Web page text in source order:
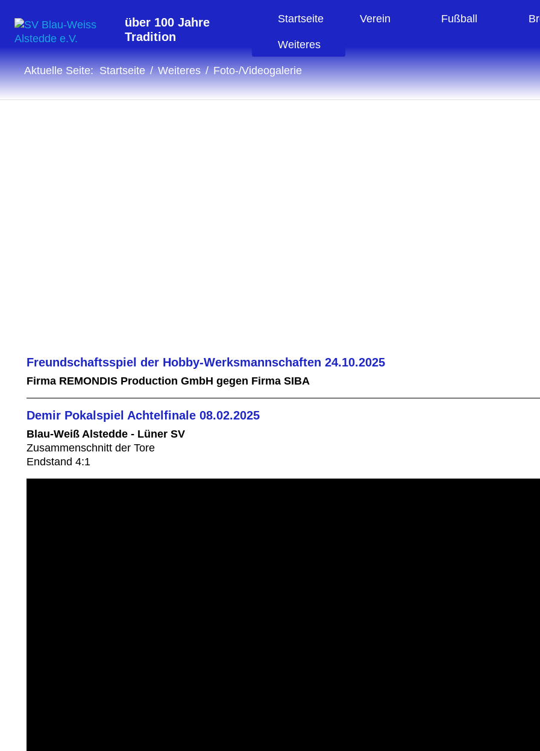
über 100 Jahre
Tradition
Startseite Verein Fußball
Weiteres
Aktuelle Seite:Startseite Weiteres Foto-/Videogalerie
Freundschaftsspiel der Hobby-Werksmannschaften 24.10.2025
Firma REMONDIS Production GmbH gegen Firma SIBA
Demir Pokalspiel Achtelfinale 08.02.2025
Blau-Weiß Alstedde - Lüner SV
Zusammenschnitt der Tore
Endstand 4:1